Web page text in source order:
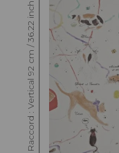
Raccord : Vertical 92 cm / 36.22 inch